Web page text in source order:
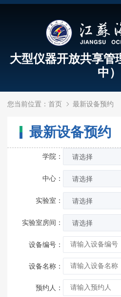
大型仪器开放共享管
中）
您当前位置： 首页 最新设备预约
最新设备预约
学院：
中心：
实验室：
实验室房间：
设备编号：
设备名称：
预约人：